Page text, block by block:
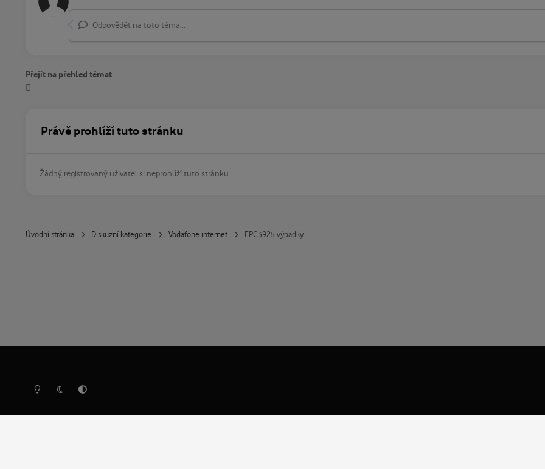
Odpovědět na toto téma...
Přejít na přehled témat
Právě prohlíží tuto stránku
Žádný registrovaný uživatel si neprohlíží tuto stránku
Úvodní stránka Diskuzní kategorie Vodafone internet EPC3925 výpadky
Světlý režimTmavý režimPředvolba systému